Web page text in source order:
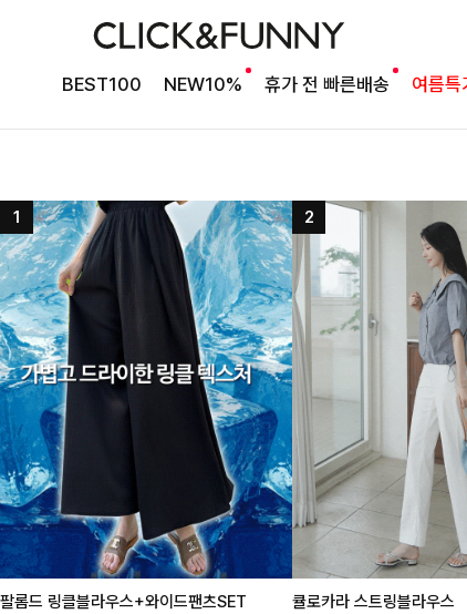
BEST100 NEW10% 휴가 전 빠른배송 여름
팔롬드 링클블라우스+와이드팬츠SET 큘로카라 스트링블라우스